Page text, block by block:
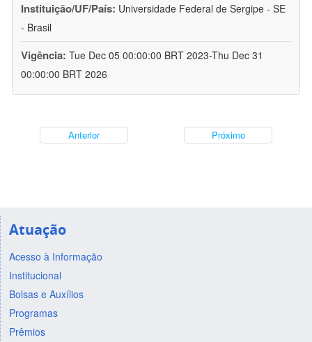
Instituição/UF/País: Universidade Federal de Sergipe - SE
- Brasil
Vigência: Tue Dec 05 00:00:00 BRT 2023-Thu Dec 31
00:00:00 BRT 2026
Anterior Próximo
Atuação
Acesso à Informação
Institucional
Bolsas e Auxílios
Programas
Prêmios